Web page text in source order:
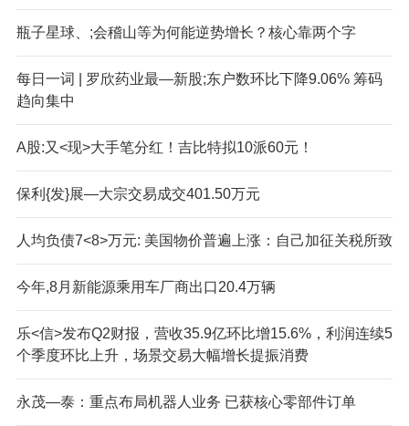
瓶子星球、;会稽山等为何能逆势增长？核心靠两个字
每日一词 | 罗欣药业最—新股;东户数环比下降9.06% 筹码
趋向集中
A股:又<现>大手笔分红！吉比特拟10派60元！
保利{发}展—大宗交易成交401.50万元
人均负债7<8>万元: 美国物价普遍上涨：自己加征关税所致
今年,8月新能源乘用车厂商出口20.4万辆
乐<信>发布Q2财报，营收35.9亿环比增15.6%，利润连续5
个季度环比上升，场景交易大幅增长提振消费
永茂—泰：重点布局机器人业务 已获核心零部件订单